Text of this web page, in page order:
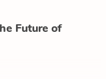
Future of